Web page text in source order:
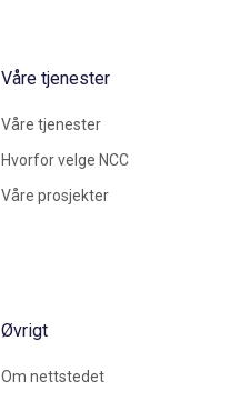
Våre tjenester
Våre tjenester
Hvorfor velge NCC
Våre prosjekter
Øvrigt
Om nettstedet